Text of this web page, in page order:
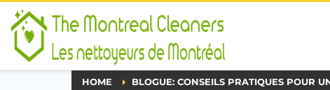
HOME BLOGUE: CONSEILS PRATIQUES POUR